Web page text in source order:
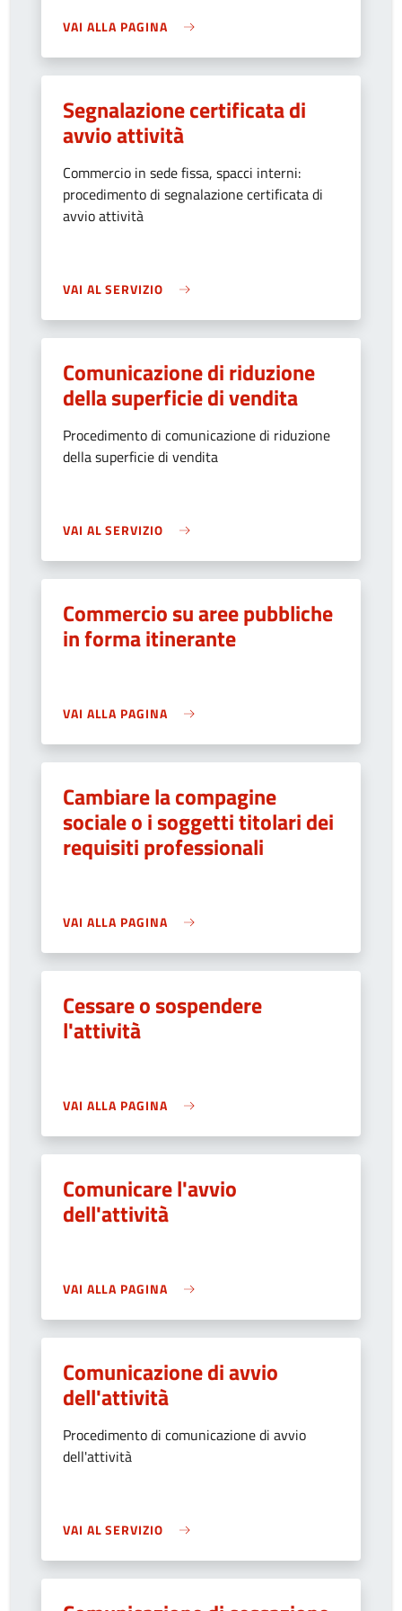
VAI ALLA PAGINA
Segnalazione certificata di
avvio attività
Commercio in sede fissa, spacci interni:
procedimento di segnalazione certificata di
avvio attività
VAI AL SERVIZIO
Comunicazione di riduzione
della superficie di vendita
Procedimento di comunicazione di riduzione
della superficie di vendita
VAI AL SERVIZIO
Commercio su aree pubbliche
in forma itinerante
VAI ALLA PAGINA
Cambiare la compagine
sociale o i soggetti titolari dei
requisiti professionali
VAI ALLA PAGINA
Cessare o sospendere
l'attività
VAI ALLA PAGINA
Comunicare l'avvio
dell'attività
VAI ALLA PAGINA
Comunicazione di avvio
dell'attività
Procedimento di comunicazione di avvio
dell'attività
VAI AL SERVIZIO